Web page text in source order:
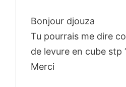
Bonjour djouza
Tu pourrais me dire
de levure en cube stp
Merci